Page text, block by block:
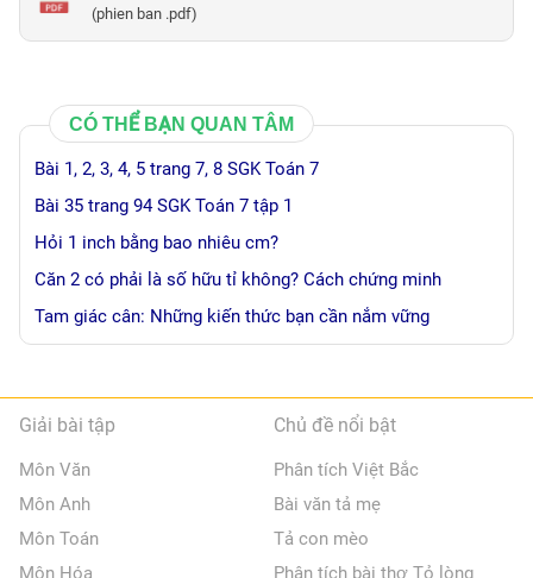
(phien ban .pdf)
CÓ THỂ BẠN QUAN TÂM
Bài 1, 2, 3, 4, 5 trang 7, 8 SGK Toán 7
Bài 35 trang 94 SGK Toán 7 tập 1
Hỏi 1 inch bằng bao nhiêu cm?
Căn 2 có phải là số hữu tỉ không? Cách chứng minh
Tam giác cân: Những kiến thức bạn cần nắm vững
Giải bài tập
Môn Văn
Môn Anh
Môn Toán
Môn Hóa
Chủ đề nổi bật
Phân tích Việt Bắc
Bài văn tả mẹ
Tả con mèo
Phân tích bài thơ Tỏ lòng